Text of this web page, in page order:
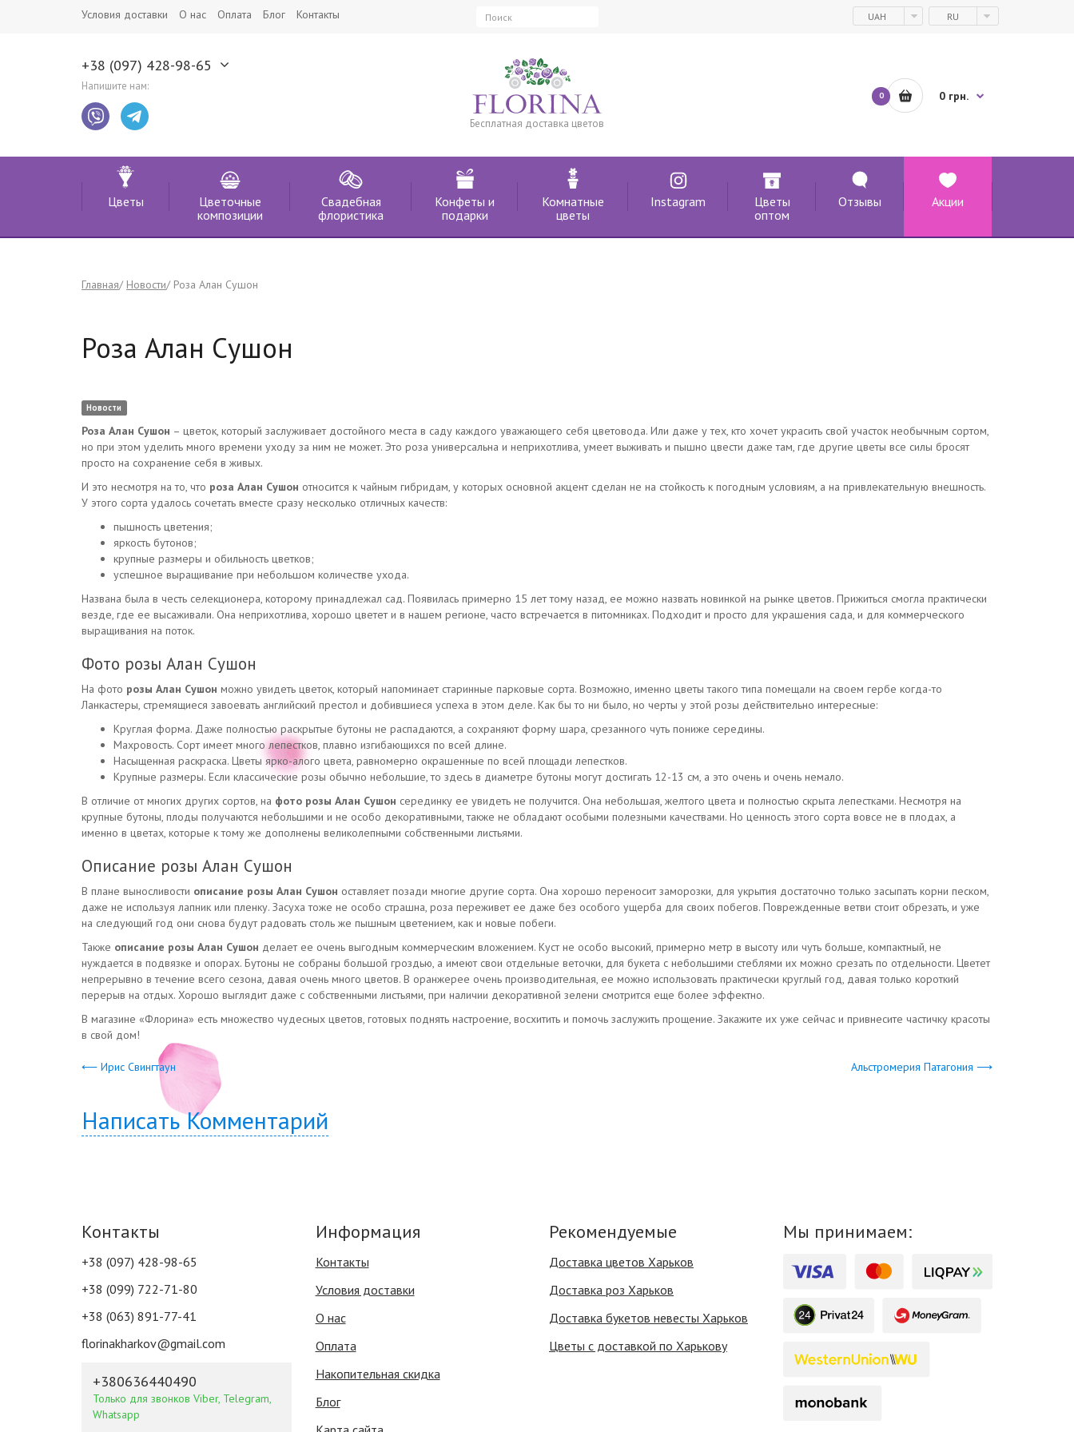
Условия доставки О нас Оплата Блог Контакты UAH RU
+38 (097) 428-98-65
Напишите нам:
Бесплатная доставка цветов
0 0 грн.
Цветы
Цветочные
композиции
Свадебная
флористика
Конфеты и
подарки
Комнатные
цветы
Instagram
Цветы
оптом
Отзывы Акции
Главная Новости Роза Алан Сушон
Роза Алан Сушон
Новости
Роза Алан Сушон – цветок, который заслуживает достойного места в саду каждого уважающего себя цветовода. Или даже у тех, кто хочет украсить свой участок необычным сортом,
но при этом уделить много времени уходу за ним не может. Это роза универсальна и неприхотлива, умеет выживать и пышно цвести даже там, где другие цветы все силы бросят
просто на сохранение себя в живых.
И это несмотря на то, что роза Алан Сушон относится к чайным гибридам, у которых основной акцент сделан не на стойкость к погодным условиям, а на привлекательную внешность.
У этого сорта удалось сочетать вместе сразу несколько отличных качеств:
пышность цветения;
яркость бутонов;
крупные размеры и обильность цветков;
успешное выращивание при небольшом количестве ухода.
Названа была в честь селекционера, которому принадлежал сад. Появилась примерно 15 лет тому назад, ее можно назвать новинкой на рынке цветов. Прижиться смогла практически
везде, где ее высаживали. Она неприхотлива, хорошо цветет и в нашем регионе, часто встречается в питомниках. Подходит и просто для украшения сада, и для коммерческого
выращивания на поток.
Фото розы Алан Сушон
На фото розы Алан Сушон можно увидеть цветок, который напоминает старинные парковые сорта. Возможно, именно цветы такого типа помещали на своем гербе когда-то
Ланкастеры, стремящиеся завоевать английский престол и добившиеся успеха в этом деле. Как бы то ни было, но черты у этой розы действительно интересные:
Круглая форма. Даже полностью раскрытые бутоны не распадаются, а сохраняют форму шара, срезанного чуть пониже середины.
Махровость. Сорт имеет много лепестков, плавно изгибающихся по всей длине.
Насыщенная раскраска. Цветы ярко-алого цвета, равномерно окрашенные по всей площади лепестков.
Крупные размеры. Если классические розы обычно небольшие, то здесь в диаметре бутоны могут достигать 12-13 см, а это очень и очень немало.
В отличие от многих других сортов, на фото розы Алан Сушон серединку ее увидеть не получится. Она небольшая, желтого цвета и полностью скрыта лепестками. Несмотря на
крупные бутоны, плоды получаются небольшими и не особо декоративными, также не обладают особыми полезными качествами. Но ценность этого сорта вовсе не в плодах, а
именно в цветах, которые к тому же дополнены великолепными собственными листьями.
Описание розы Алан Сушон
В плане выносливости описание розы Алан Сушон оставляет позади многие другие сорта. Она хорошо переносит заморозки, для укрытия достаточно только засыпать корни песком,
даже не используя лапник или пленку. Засуха тоже не особо страшна, роза переживет ее даже без особого ущерба для своих побегов. Поврежденные ветви стоит обрезать, и уже
на следующий год они снова будут радовать столь же пышным цветением, как и новые побеги.
Также описание розы Алан Сушон делает ее очень выгодным коммерческим вложением. Куст не особо высокий, примерно метр в высоту или чуть больше, компактный, не
нуждается в подвязке и опорах. Бутоны не собраны большой гроздью, а имеют свои отдельные веточки, для букета с небольшими стеблями их можно срезать по отдельности. Цветет
непрерывно в течение всего сезона, давая очень много цветов. В оранжерее очень производительная, ее можно использовать практически круглый год, давая только короткий
перерыв на отдых. Хорошо выглядит даже с собственными листьями, при наличии декоративной зелени смотрится еще более эффектно.
В магазине «Флорина» есть множество чудесных цветов, готовых поднять настроение, восхитить и помочь заслужить прощение. Закажите их уже сейчас и привнесите частичку красоты
в свой дом!
⟵ Ирис Свингтаун Альстромерия Патагония ⟶
Написать Комментарий
Контакты
+38 (097) 428-98-65
+38 (099) 722-71-80
+38 (063) 891-77-41
florinakharkov@gmail.com
+380636440490
Только для звонков Viber, Telegram,
Whatsapp
Информация
Контакты
Условия доставки
О нас
Оплата
Накопительная скидка
Блог
Рекомендуемые
Доставка цветов Харьков
Доставка роз Харьков
Доставка букетов невесты Харьков
Цветы с доставкой по Харькову
Мы принимаем: